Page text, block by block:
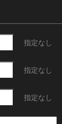
指定なし
指定なし
指定なし